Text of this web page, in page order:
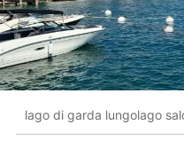
lago di garda lungolago